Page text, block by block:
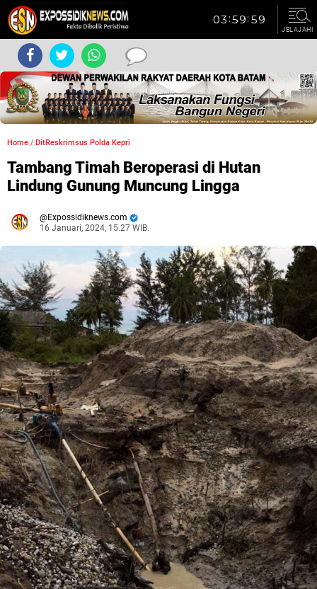
JELAJAHI
Home / DitReskrimsus Polda Kepri
Tambang Timah Beroperasi di Hutan
Lindung Gunung Muncung Lingga
Expossidiknews.com
16 Januari, 2024, 15.27 WIB.